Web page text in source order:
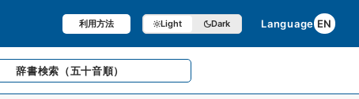
利用方法 Light Dark Language EN
辞書検索 （五十音順）